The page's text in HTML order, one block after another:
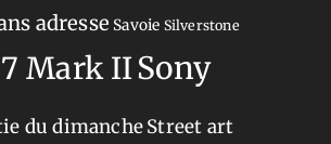
adresse Savoie Silverstone
Mark IISony
du dimancheStreet art